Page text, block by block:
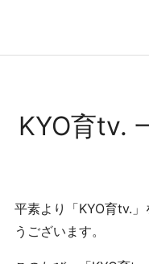
コンテンツへ
ホーム
KYO育tv.
平素より「KYO育tv.
うございます。